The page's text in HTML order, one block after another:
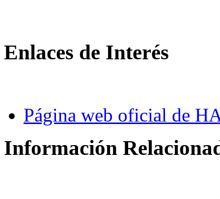
Enlaces de Interés
Página web oficial de
Información